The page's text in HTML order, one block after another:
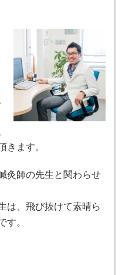
きます。
灸師の先生と関わらせ
は、飛び抜けて素晴ら
す。